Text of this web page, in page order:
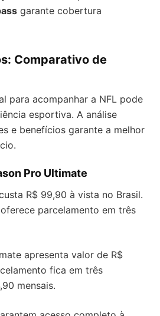
garante cobertura
Comparativo de
para acompanhar a NFL pode
esportiva. A análise
e benefícios garante a melhor
Pro Ultimate
R$ 99,90 à vista no Brasil.
parcelamento em três
apresenta valor de R$
fica em três
mensais.